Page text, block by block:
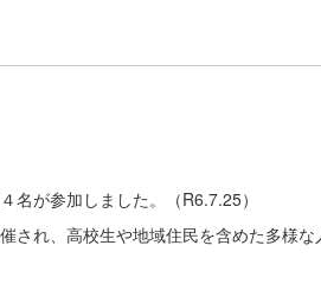
が参加しました。（R6.7.25）
れ、高校生や地域住民を含めた多様